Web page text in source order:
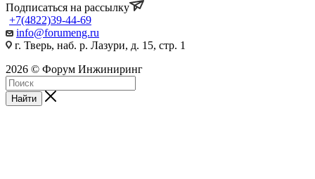
Подписаться на рассылку
+7(4822)39-44-69
info@forumeng.ru
г. Тверь, наб. р. Лазури, д. 15, стр. 1
2026 © Форум Инжиниринг
Найти